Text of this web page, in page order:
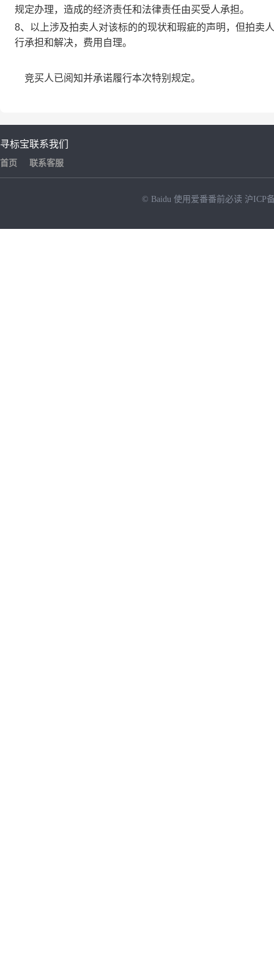
规定办理，造成的经济责任和法律责任由买受人承担。
8、以上涉及拍卖人对该标的的现状和瑕疵的声明，但拍卖
行承担和解决，费用自理。
竞买人已阅知并承诺履行本次特别规定。
寻标宝
首页
联系我们
联系客服
© Baidu 使用爱番番前必读 沪ICP